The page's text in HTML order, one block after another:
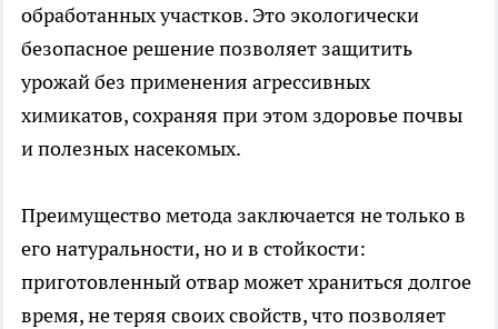
обработанных участков. Это экологически
безопасное решение позволяет защитить
урожай без применения агрессивных
химикатов, сохраняя при этом здоровье почвы
и полезных насекомых.
Преимущество метода заключается не только в
его натуральности, но и в стойкости:
приготовленный отвар может храниться долгое
время, не теряя своих свойств, что позволяет